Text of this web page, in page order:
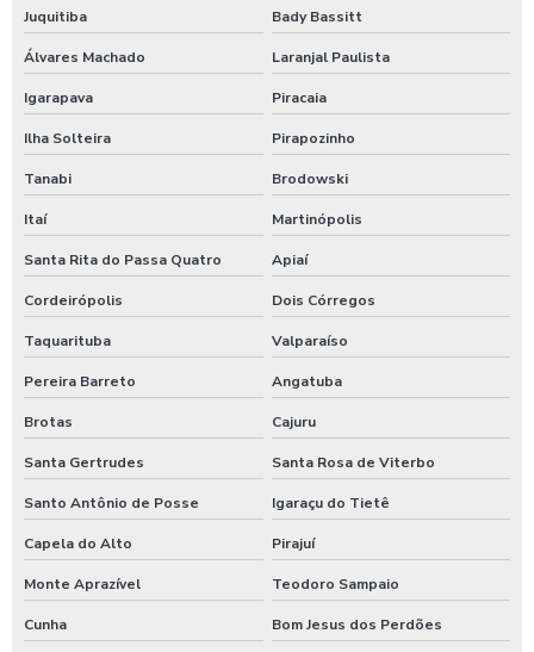
Retrofit de iluminação elétrica no paraná
Empresa de retrofit de iluminação elétrica
Empresa de retrofit de iluminação elétrica em sp
Empresa de retrofit de sinalização de estacionamentos
Retrofit de sinalização de estacionamentos em sp
Empresa de facilities
Limpeza de escritórios
Limpeza para condomínios
Limpeza predial
Monitoramento eletrônico
Recepcionista terceirizada
Recepção e controle de acesso
Juquitiba Bady Bassitt
Álvares Machado Laranjal Paulista
Igarapava Piracaia
Ilha Solteira Pirapozinho
Tanabi Brodowski
Itaí Martinópolis
Santa Rita do Passa Quatro Apiaí
Cordeirópolis Dois Córregos
Taquarituba Valparaíso
Pereira Barreto Angatuba
Brotas Cajuru
Santa Gertrudes Santa Rosa de Viterbo
Santo Antônio de Posse Igaraçu do Tietê
Capela do Alto Pirajuí
Monte Aprazível Teodoro Sampaio
Cunha Bom Jesus dos Perdões